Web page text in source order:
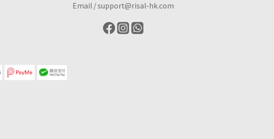
Email /support@risal-hk.com